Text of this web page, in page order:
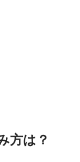
方は？